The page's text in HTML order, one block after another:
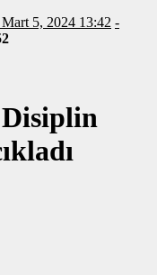
5, 2024 13:42 -